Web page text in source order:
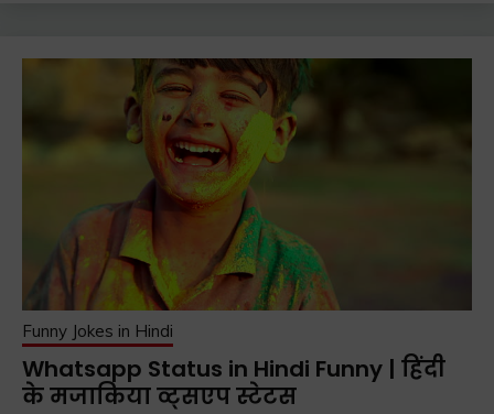
Funny Jokes in Hindi
Whatsapp Status in Hindi Funny | हिंदी
के मजाकिया व्ट्सएप स्टेटस